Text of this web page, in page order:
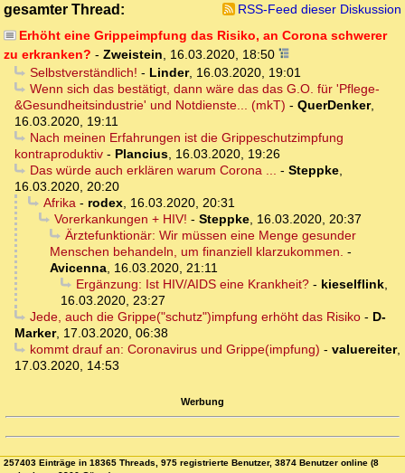
gesamter Thread:
RSS-Feed dieser Diskussion
Erhöht eine Grippeimpfung das Risiko, an Corona schwerer
zu erkranken? - Zweistein, 16.03.2020, 18:50
Selbstverständlich! - Linder, 16.03.2020, 19:01
Wenn sich das bestätigt, dann wäre das das G.O. für 'Pflege-
&Gesundheitsindustrie' und Notdienste... (mkT) - QuerDenker,
16.03.2020, 19:11
Nach meinen Erfahrungen ist die Grippeschutzimpfung
kontraproduktiv - Plancius, 16.03.2020, 19:26
Das würde auch erklären warum Corona ... - Steppke,
16.03.2020, 20:20
Afrika- rodex, 16.03.2020, 20:31
Vorerkankungen + HIV! - Steppke, 16.03.2020, 20:37
Ärztefunktionär: Wir müssen eine Menge gesunder
Menschen behandeln, um finanziell klarzukommen. -
Avicenna, 16.03.2020, 21:11
Ergänzung: Ist HIV/AIDS eine Krankheit?- kieselflink,
16.03.2020, 23:27
Jede, auch die Grippe("schutz")impfung erhöht das Risiko- D-
Marker, 17.03.2020, 06:38
kommt drauf an: Coronavirus und Grippe(impfung) - valuereiter,
17.03.2020, 14:53
Werbung
257403 Einträge in 18365 Threads, 975 registrierte Benutzer, 3874 Benutzer online (8